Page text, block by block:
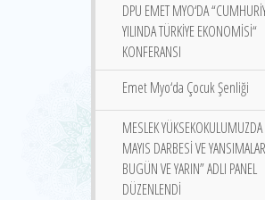
DPU EMET MYO‘DA
YILINDA TÜRKİYE EKONOMİSİ“
KONFERANSI
Emet Myo‘da Çocuk Şenliği
MESLEK
MAYIS DARBESİ VE
BUGÜN VE YARIN” ADLI PANEL
DÜZENLENDİ